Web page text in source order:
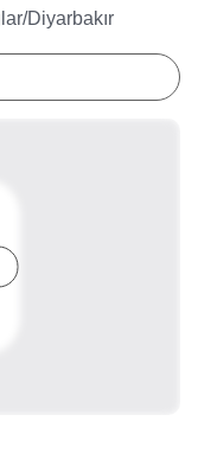
Diyarbakır